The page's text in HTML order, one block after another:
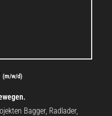
(m/w/d)
Bagger, Radlader,